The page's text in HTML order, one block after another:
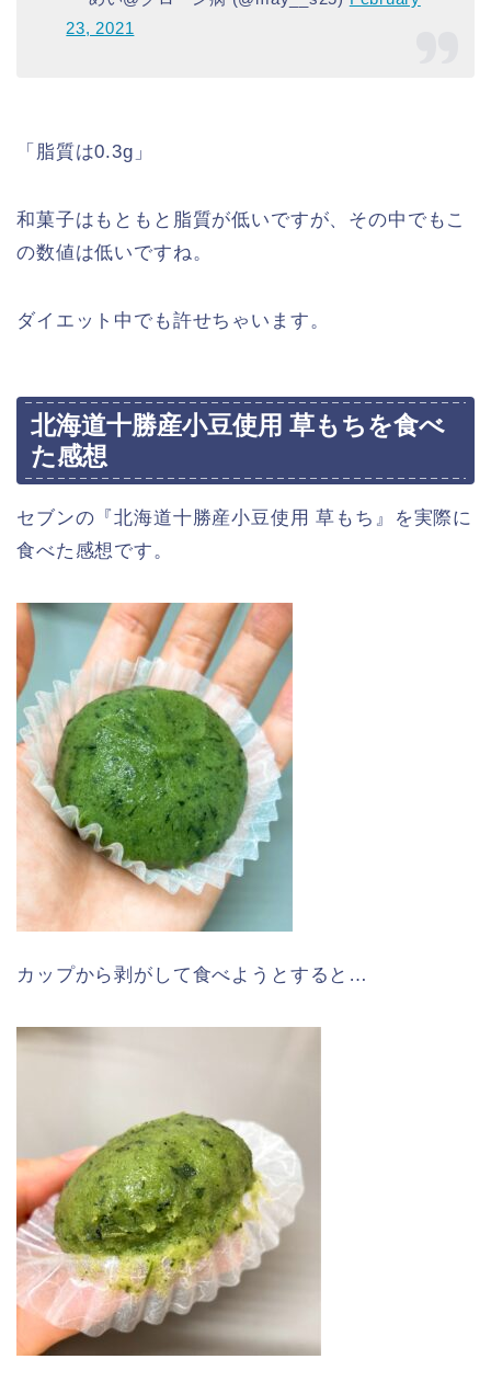
23, 2021
「脂質は0.3g」
和菓子はもともと脂質が低いですが、その中でもこ
の数値は低いですね。
ダイエット中でも許せちゃいます。
北海道十勝産小豆使用 草もちを食べ
た感想
セブンの『北海道十勝産小豆使用 草もち』を実際に
食べた感想です。
カップから剥がして食べようとすると…